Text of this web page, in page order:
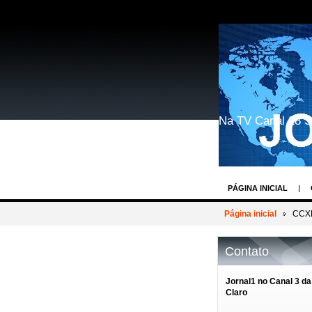
Na TV Canal 28
PÁGINA INICIAL
GEEK WORLD
REIN WEIN - O
BASTIDORES TV
Página inicial
Contato
Jornal1 no Canal 3 da
Claro